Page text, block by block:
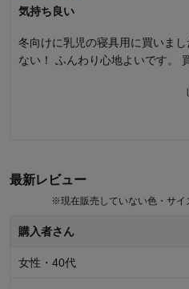
気持ち良い
冬向けに乳児の寝具用に買いま
ない！ ふんわり心地よいです。
おすすめしない。ソフトじゃあり
ファミリーサイズの敷パッド、や
るとガサガサ。軽くたわしでし
には寝かせられません。ガッカ
ご満足いただける肌ざわりではなか
とさせていただきます。 お客様によ
最新レビュー
※現在販売していない色・サイ
購入者さん
女性・40代